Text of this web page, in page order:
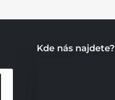
Kde nás najdete?